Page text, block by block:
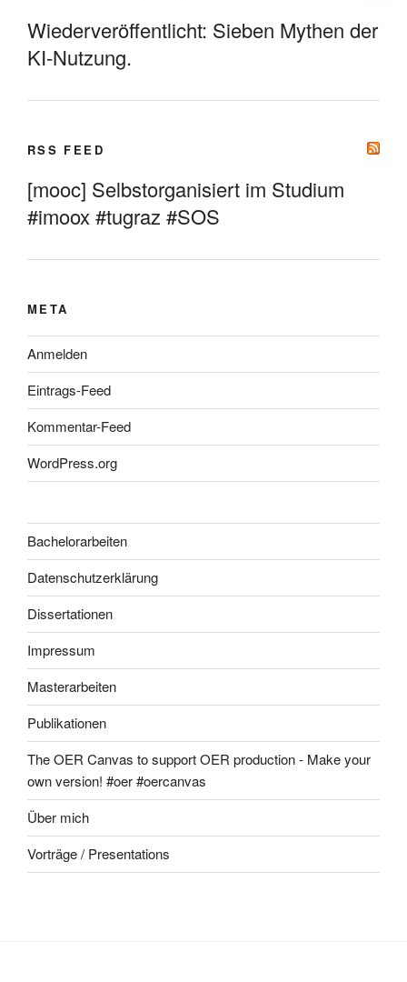
Wiederveröffentlicht: Sieben Mythen der
KI-Nutzung.
RSS FEED
[mooc] Selbstorganisiert im Studium
#imoox #tugraz #SOS
META
Anmelden
Eintrags-Feed
Kommentar-Feed
WordPress.org
Bachelorarbeiten
Datenschutzerklärung
Dissertationen
Impressum
Masterarbeiten
Publikationen
The OER Canvas to support OER production - Make your
own version! #oer #oercanvas
Über mich
Vorträge / Presentations